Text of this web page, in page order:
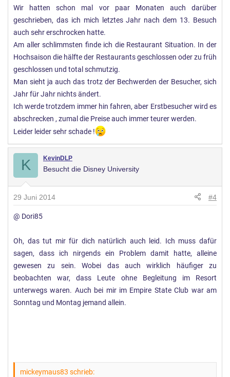
Wir hatten schon mal vor paar Monaten auch darüber
geschrieben, das ich mich letztes Jahr nach dem 13. Besuch
auch sehr erschrocken hatte.
Am aller schlimmsten finde ich die Restaurant Situation. In der
Hochsaison die hälfte der Restaurants geschlossen oder zu früh
geschlossen und total schmutzig.
Man sieht ja auch das trotz der Bechwerden der Besucher, sich
Jahr für Jahr nichts ändert.
Ich werde trotzdem immer hin fahren, aber Erstbesucher wird es
abschrecken , zumal die Preise auch immer teurer werden.
Leider leider sehr schade !
K KevinDLP
Besucht die Disney University
29 Juni 2014 #4
@ Dori85
Oh, das tut mir für dich natürlich auch leid. Ich muss dafür
sagen, dass ich nirgends ein Problem damit hatte, alleine
gewesen zu sein. Wobei das auch wirklich häufiger zu
beobachten war, dass Leute ohne Begleitung im Resort
unterwegs waren. Auch bei mir im Empire State Club war am
Sonntag und Montag jemand allein.
mickeymaus83 schrieb: